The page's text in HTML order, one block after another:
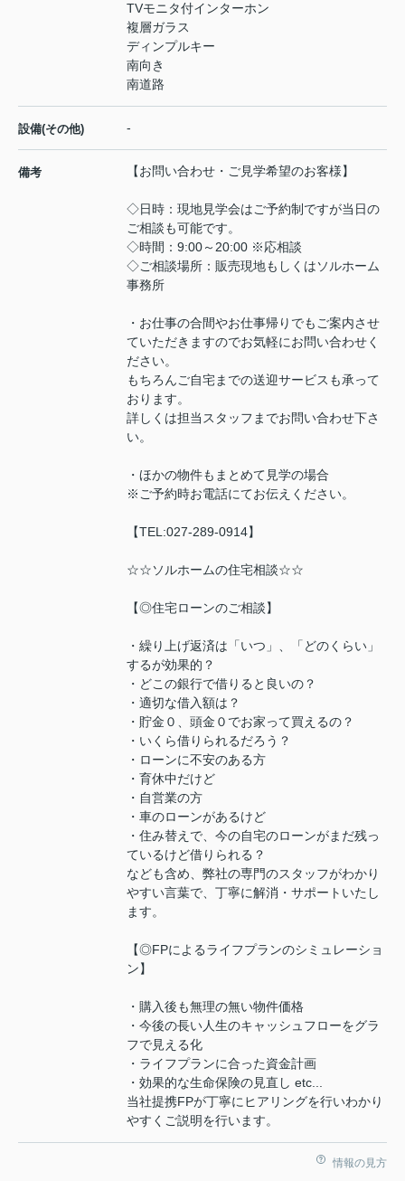
TVモニタ付インターホン
複層ガラス
ディンプルキー
南向き
南道路
設備(その他) -
備考 【お問い合わせ・ご見学希望のお客様】
◇日時：現地見学会はご予約制ですが当日の
ご相談も可能です。
◇時間：9:00～20:00 ※応相談
◇ご相談場所：販売現地もしくはソルホーム
事務所
・お仕事の合間やお仕事帰りでもご案内させ
ていただきますのでお気軽にお問い合わせく
ださい。
もちろんご自宅までの送迎サービスも承って
おります。
詳しくは担当スタッフまでお問い合わせ下さ
い。
・ほかの物件もまとめて見学の場合
※ご予約時お電話にてお伝えください。
【TEL:027-289-0914】
☆☆ソルホームの住宅相談☆☆
【◎住宅ローンのご相談】
・繰り上げ返済は「いつ」、「どのくらい」
するが効果的？
・どこの銀行で借りると良いの？
・適切な借入額は？
・貯金０、頭金０でお家って買えるの？
・いくら借りられるだろう？
・ローンに不安のある方
・育休中だけど
・自営業の方
・車のローンがあるけど
・住み替えで、今の自宅のローンがまだ残っ
ているけど借りられる？
なども含め、弊社の専門のスタッフがわかり
やすい言葉で、丁寧に解消・サポートいたし
ます。
【◎FPによるライフプランのシミュレーショ
ン】
・購入後も無理の無い物件価格
・今後の長い人生のキャッシュフローをグラ
フで見える化
・ライフプランに合った資金計画
・効果的な生命保険の見直し etc...
当社提携FPが丁寧にヒアリングを行いわかり
やすくご説明を行います。
情報の見方